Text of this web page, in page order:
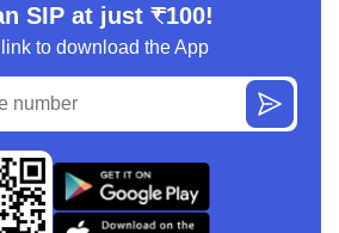
SIP at just ₹100!
to download the App